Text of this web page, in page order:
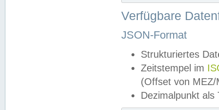
Verfügbare
JSON-Format
Strukturiertes
Zeitstempel im
(Offset von MEZ/
Dezimalpunkt als